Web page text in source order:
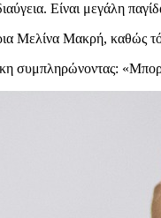
Είναι μεγάλη
Μελίνα Μακρή, καθώς
συμπληρώνοντας: